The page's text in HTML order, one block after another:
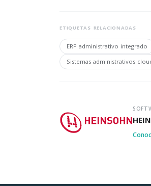
ETIQUETAS RELACIONADAS
ERP administrativo integrado
Sistemas administrativos